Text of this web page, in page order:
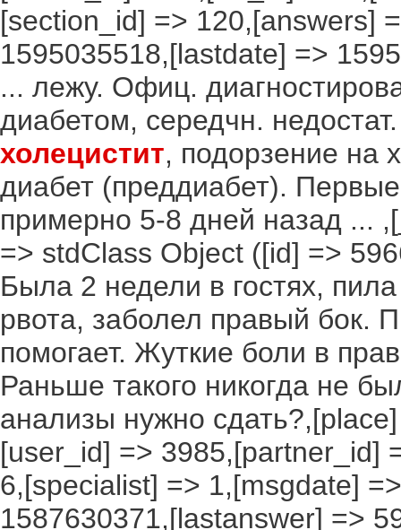
[section_id] => 120,[answers]
1595035518,[lastdate] =>
... лежу. Офиц.
диабетом, середчн.
холецистит, подорзение на
диабет (преддиабет).
примерно 5-8 дней назад ...
=> stdClass Object ([id] =>
Была 2 недели в гостях,
рвота, заболел правый бок.
помогает. Жуткие боли в
Раньше такого никогда не
анализы нужно
[user_id] => 3985,[partner_id]
6,[specialist] => 1,[msgdate]
1587630371,[lastanswer] =>